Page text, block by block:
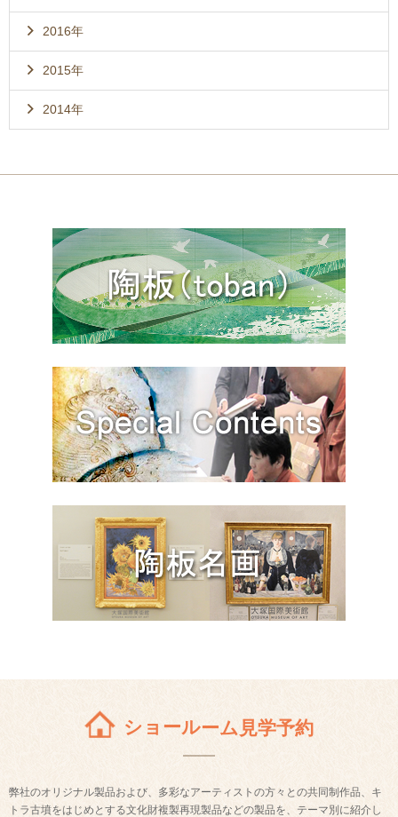
2016年
2015年
2014年
ショールーム見学予約
弊社のオリジナル製品および、多彩なアーティストの方々との共同制作品、キ
トラ古墳をはじめとする文化財複製再現製品などの製品を、テーマ別に紹介し